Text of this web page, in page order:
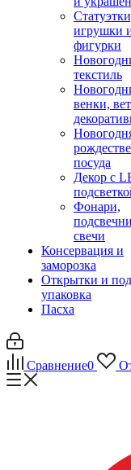
игрушки
фигурки
текстиль
венки,
посуда
Декор с
Фонари,
свечи
Консервация и
заморозка
Открытки и
упаковка
Пасха
Сравнение0